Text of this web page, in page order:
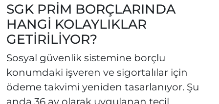
SGK PRİM BORÇLARINDA
HANGİ KOLAYLIKLAR
GETİRİLİYOR?
Sosyal güvenlik sistemine borçlu
konumdaki işveren ve sigortalılar için
ödeme takvimi yeniden tasarlanıyor. Şu